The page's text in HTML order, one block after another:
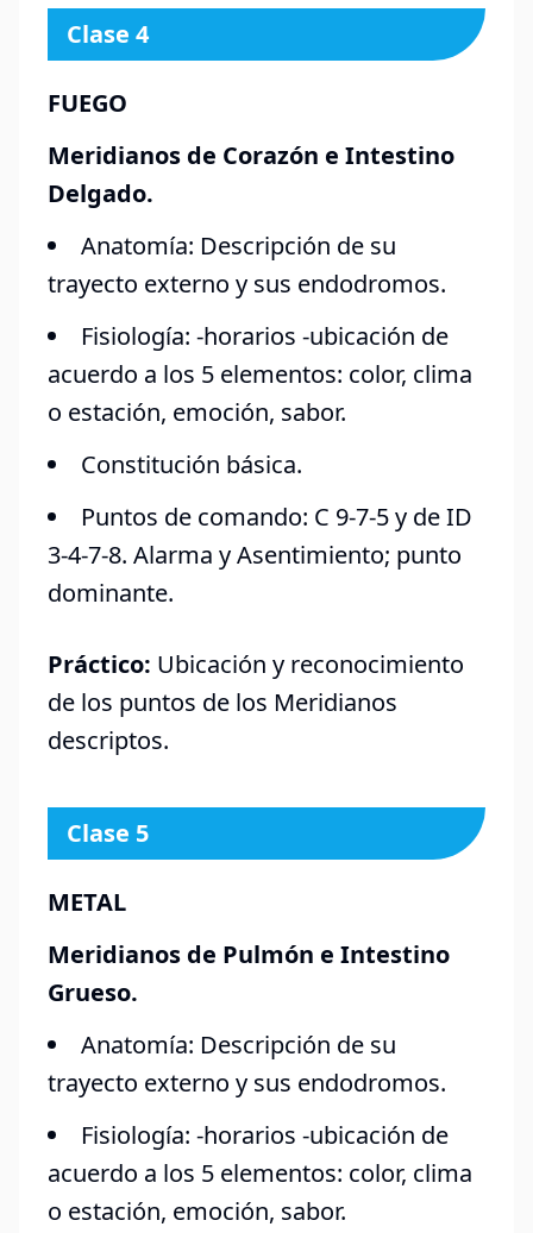
Clase 4
FUEGO
Meridianos de Corazón e Intestino
Delgado.
Anatomía: Descripción de su
trayecto externo y sus endodromos.
Fisiología: -horarios -ubicación de
acuerdo a los 5 elementos: color, clima
o estación, emoción, sabor.
Constitución básica.
Puntos de comando: C 9-7-5 y de ID
3-4-7-8. Alarma y Asentimiento; punto
dominante.
Práctico: Ubicación y reconocimiento
de los puntos de los Meridianos
descriptos.
Clase 5
METAL
Meridianos de Pulmón e Intestino
Grueso.
Anatomía: Descripción de su
trayecto externo y sus endodromos.
Fisiología: -horarios -ubicación de
acuerdo a los 5 elementos: color, clima
o estación, emoción, sabor.